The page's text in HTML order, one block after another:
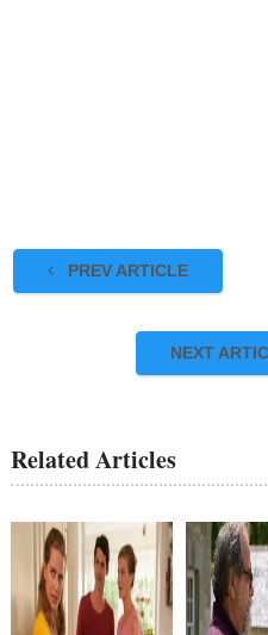
PREV ARTICLE
NEXT
Related Articles